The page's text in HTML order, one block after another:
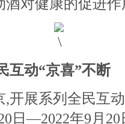
酒对健康的促进作
动“京喜”不断
展系列全民互动
日—2022年9月